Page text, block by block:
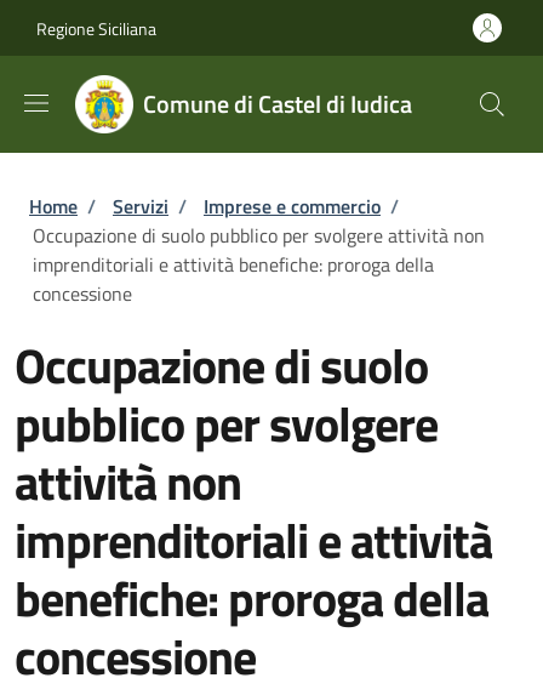
Regione Siciliana
Comune di Castel di Iudica
Briciole di pane
Home / Servizi / Imprese e commercio /
Occupazione di suolo pubblico per svolgere attività non
imprenditoriali e attività benefiche: proroga della
concessione
Occupazione di suolo
pubblico per svolgere
attività non
imprenditoriali e attività
benefiche: proroga della
concessione